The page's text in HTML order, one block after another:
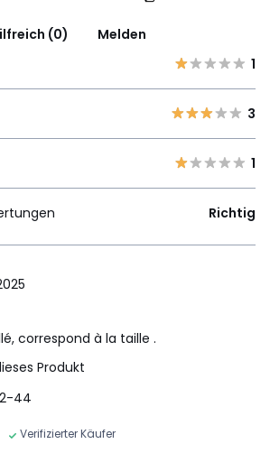
(0)
Melden
1
3
1
Richtig
correspond à la taille .
Produkt
44
Verifizierter Käufer